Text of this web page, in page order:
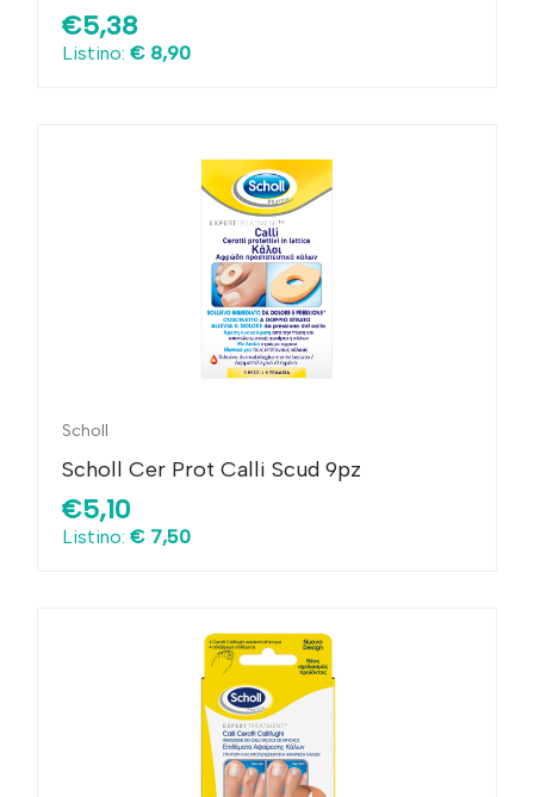
€5,38
Listino: € 8,90
Scholl
Scholl Cer Prot Calli Scud 9pz
€5,10
Listino: € 7,50